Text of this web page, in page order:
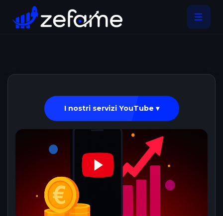
I nostri servizi YouTube ▾